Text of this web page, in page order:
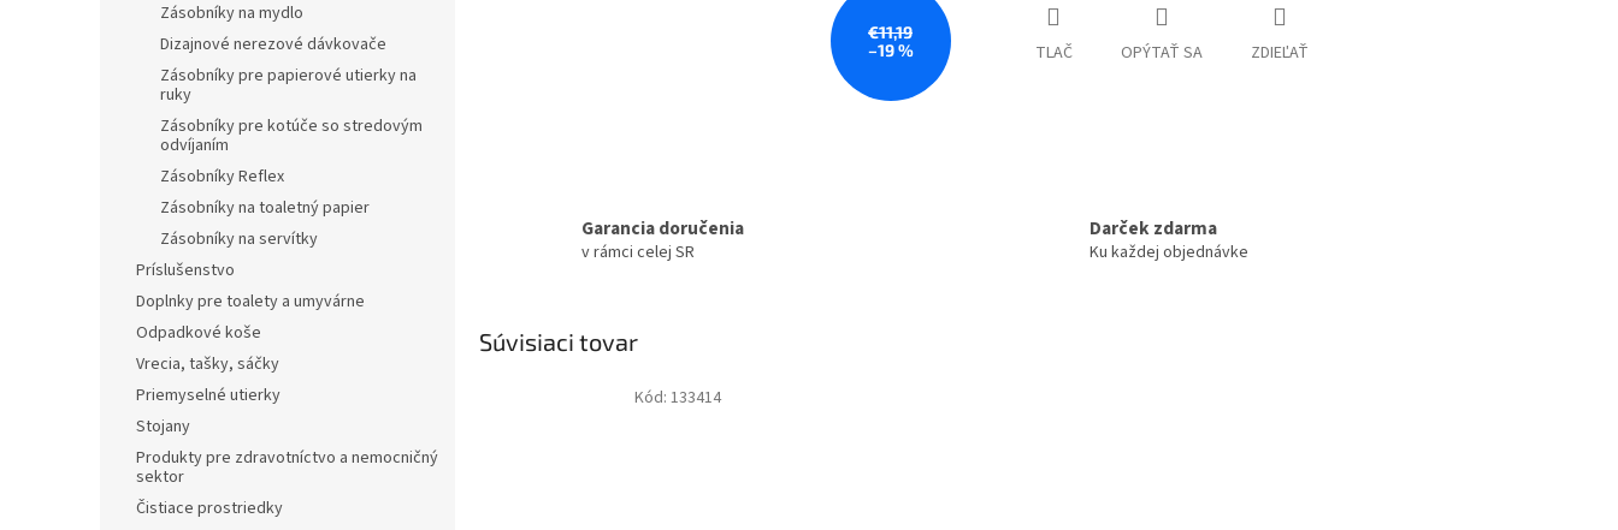
Zásobníky na mydlo
Dizajnové nerezové dávkovače
Zásobníky pre papierové utierky na
ruky
Zásobníky pre kotúče so stredovým
odvíjaním
Zásobníky Reflex
Zásobníky na toaletný papier
Zásobníky na servítky
Príslušenstvo
Doplnky pre toalety a umyvárne
Odpadkové koše
Vrecia, tašky, sáčky
Priemyselné utierky
Stojany
Produkty pre zdravotníctvo a nemocničný
sektor
Čistiace prostriedky
€11,19
–19 %
TLAČ OPÝTAŤ SA ZDIEĽAŤ
Garancia doručenia
v rámci celej SR
Darček zdarma
Ku každej objednávke
Súvisiaci tovar
Kód: 133414